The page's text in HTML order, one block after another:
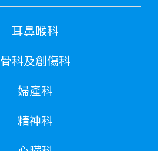
耳鼻喉科
骨科及創傷科
婦產科
精神科